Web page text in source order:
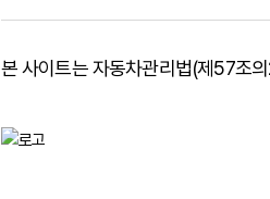
본 사이트는 자동차관리법(제57조